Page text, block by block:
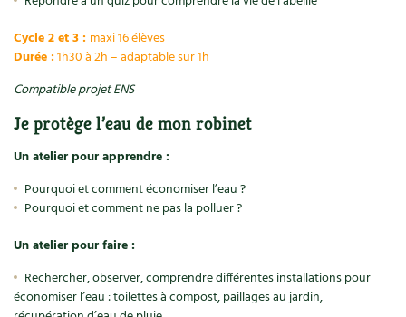
Cycle 2 et 3 : maxi 16 élèves
Durée :1h30 à 2h – adaptable sur 1h
Compatible projet ENS
Je protège l’eau de mon robinet
Un atelier pour apprendre :
Pourquoi et comment économiser l’eau ?
Pourquoi et comment ne pas la polluer ?
Un atelier pour faire :
Rechercher, observer, comprendre différentes installations pour
économiser l’eau : toilettes à compost, paillages au jardin,